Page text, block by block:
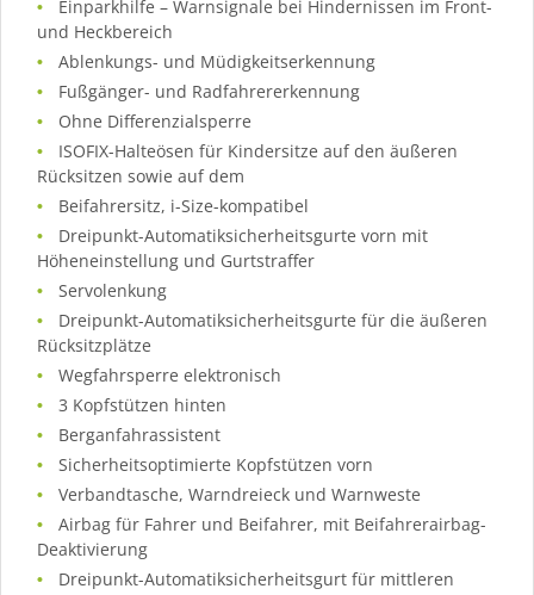
Einparkhilfe – Warnsignale bei Hindernissen im Front-
und Heckbereich
Ablenkungs- und Müdigkeitserkennung
Fußgänger- und Radfahrererkennung
Ohne Differenzialsperre
ISOFIX-Halteösen für Kindersitze auf den äußeren
Rücksitzen sowie auf dem
Beifahrersitz, i-Size-kompatibel
Dreipunkt-Automatiksicherheitsgurte vorn mit
Höheneinstellung und Gurtstraffer
Servolenkung
Dreipunkt-Automatiksicherheitsgurte für die äußeren
Rücksitzplätze
Wegfahrsperre elektronisch
3 Kopfstützen hinten
Berganfahrassistent
Sicherheitsoptimierte Kopfstützen vorn
Verbandtasche, Warndreieck und Warnweste
Airbag für Fahrer und Beifahrer, mit Beifahrerairbag-
Deaktivierung
Dreipunkt-Automatiksicherheitsgurt für mittleren